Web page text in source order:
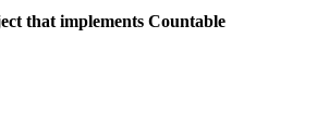
that implements Countable